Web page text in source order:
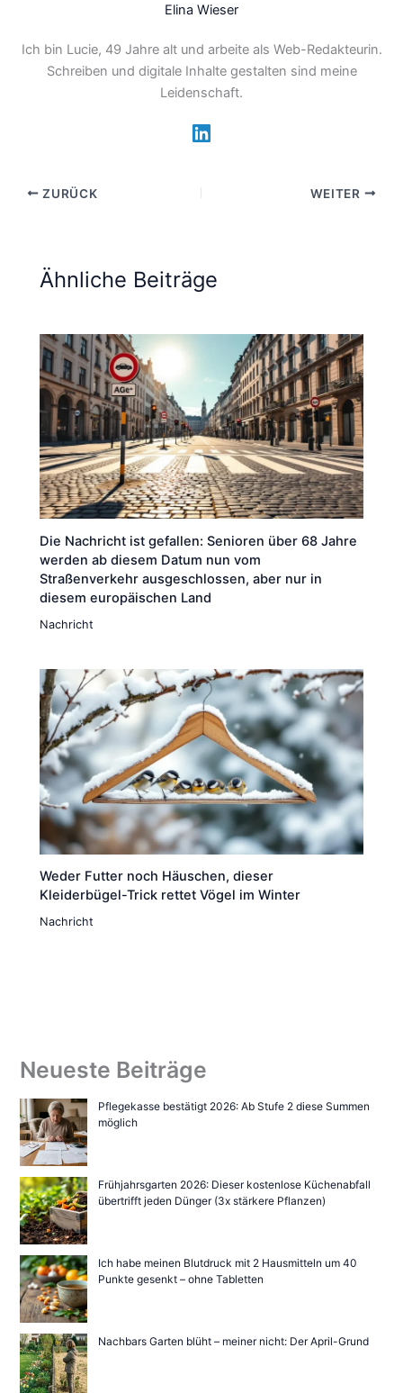
Elina Wieser
Ich bin Lucie, 49 Jahre alt und arbeite als Web-Redakteurin.
Schreiben und digitale Inhalte gestalten sind meine
Leidenschaft.
ZURÜCK WEITER
Ähnliche Beiträge
Die Nachricht ist gefallen: Senioren über 68 Jahre
werden ab diesem Datum nun vom
Straßenverkehr ausgeschlossen, aber nur in
diesem europäischen Land
Nachricht
Weder Futter noch Häuschen, dieser
Kleiderbügel-Trick rettet Vögel im Winter
Nachricht
Neueste Beiträge
Pflegekasse bestätigt 2026: Ab Stufe 2 diese Summen
möglich
Frühjahrsgarten 2026: Dieser kostenlose Küchenabfall
übertrifft jeden Dünger (3x stärkere Pflanzen)
Ich habe meinen Blutdruck mit 2 Hausmitteln um 40
Punkte gesenkt – ohne Tabletten
Nachbars Garten blüht – meiner nicht: Der April-Grund